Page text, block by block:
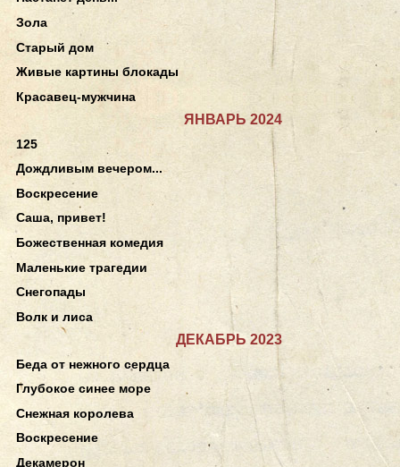
Зола
Старый дом
Живые картины блокады
Красавец-мужчина
ЯНВАРЬ 2024
125
Дождливым вечером...
Воскресение
Саша, привет!
Божественная комедия
Маленькие трагедии
Снегопады
Волк и лиса
ДЕКАБРЬ 2023
Беда от нежного сердца
Глубокое синее море
Снежная королева
Воскресение
Декамерон